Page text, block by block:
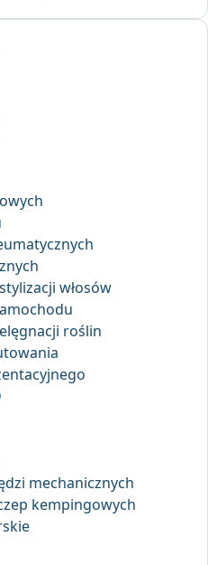
włosów
roślin
mechanicznych
kempingowych